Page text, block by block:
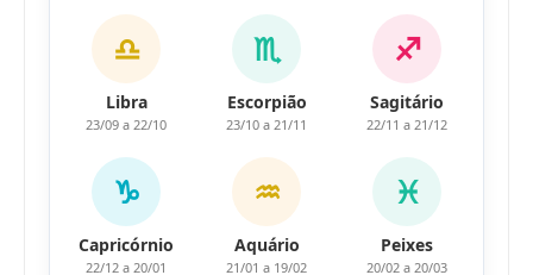
♎
Libra
23/09 a 22/10
♏
Escorpião
23/10 a 21/11
♐
Sagitário
22/11 a 21/12
♑
Capricórnio
22/12 a 20/01
♒
Aquário
21/01 a 19/02
♓
Peixes
20/02 a 20/03